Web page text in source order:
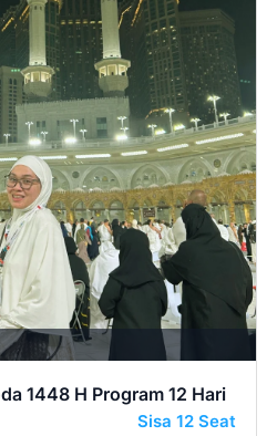
1448 H Program 12 Hari
Sisa 12 Seat